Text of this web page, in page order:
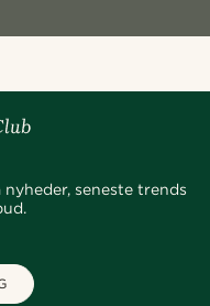
seneste trends